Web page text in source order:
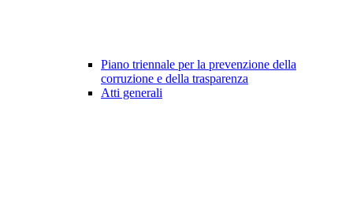
Piano triennale per la prevenzione della
corruzione e della trasparenza
Atti generali